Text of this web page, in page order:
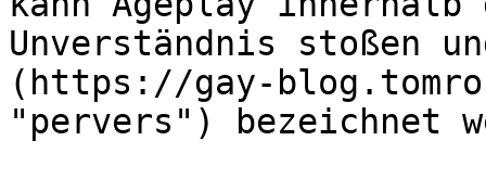
Unverständnis stoßen
(https://gay-
"pervers") bezeichnet